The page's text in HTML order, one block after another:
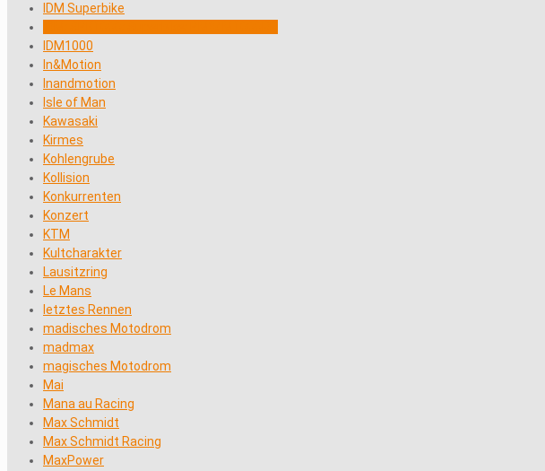
IDM Superbike
IDM1000
In&Motion
Inandmotion
Isle of Man
Kawasaki
Kirmes
Kohlengrube
Kollision
Konkurrenten
Konzert
KTM
Kultcharakter
Lausitzring
Le Mans
letztes Rennen
madisches Motodrom
madmax
magisches Motodrom
Mai
Mana au Racing
Max Schmidt
Max Schmidt Racing
MaxPower